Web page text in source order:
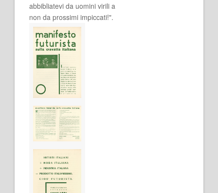
abbibliatevi da uomini virili a
non da prossimi impiccati!".